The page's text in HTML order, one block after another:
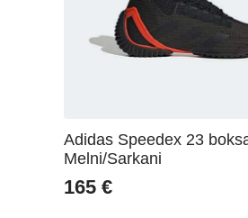
Adidas Speedex 23
Melni/Sarkani
165 €